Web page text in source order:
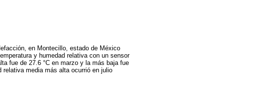
en Montecillo, estado de México
y humedad relativa con un sensor
fue de 27.6 °C en marzo y la más baja fue
relativa media más alta ocurrió en julio